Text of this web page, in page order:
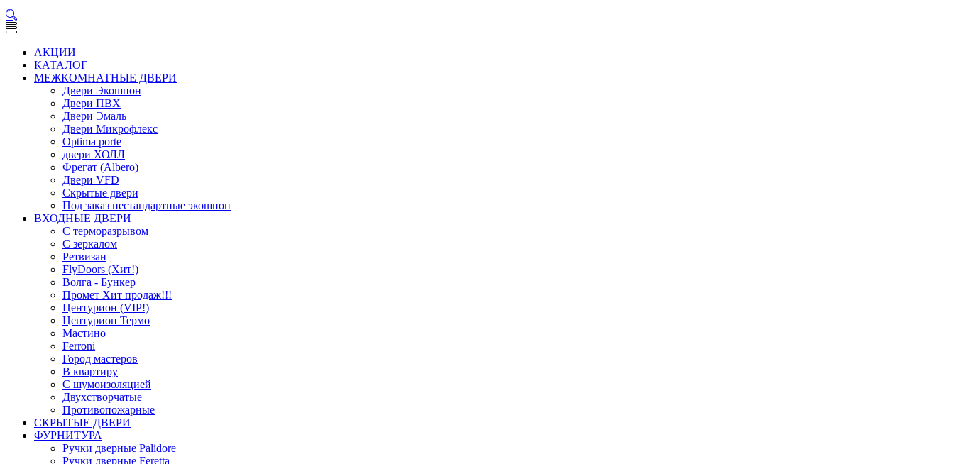
АКЦИИ
КАТАЛОГ
МЕЖКОМНАТНЫЕ ДВЕРИ
Двери Экошпон
Двери ПВХ
Двери Эмаль
Двери Микрофлекс
Optima porte
двери ХОЛЛ
Фрегат (Albero)
Двери VFD
Скрытые двери
Под заказ нестандартные экошпон
ВХОДНЫЕ ДВЕРИ
С терморазрывом
С зеркалом
Ретвизан
FlyDoors (Хит!)
Волга - Бункер
Промет Хит продаж!!!
Центурион (VIP!)
Центурион Термо
Мастино
Ferroni
Город мастеров
В квартиру
С шумоизоляцией
Двухстворчатые
Противопожарные
СКРЫТЫЕ ДВЕРИ
ФУРНИТУРА
Ручки дверные Palidore
Ручки дверные Feretta